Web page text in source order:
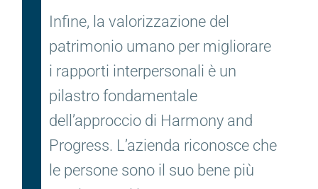
Infine, la valorizzazione del
patrimonio umano per migliorare
i rapporti interpersonali è un
pilastro fondamentale
dell’approccio di Harmony and
Progress. L’azienda riconosce che
le persone sono il suo bene più